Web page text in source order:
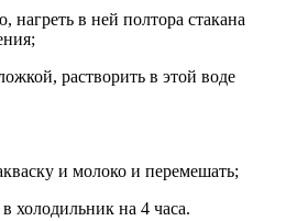
в ней полтора стакана
растворить в этой воде
и молоко и перемешать;
холодильник на 4 часа.